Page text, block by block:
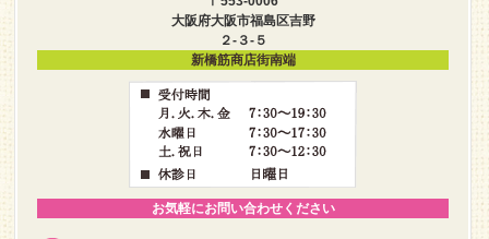
大阪府大阪市福島区吉野
２-３-５
新橋筋商店街南端
お気軽にお問い合わせください